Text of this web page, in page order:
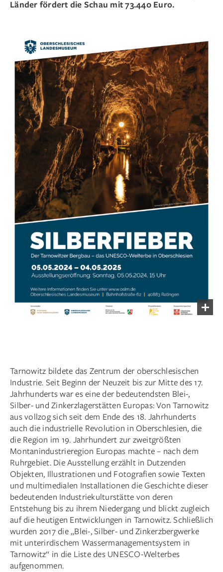
Länder fördert die Schau mit 73.440 Euro.
Tarnowitz bildete das Zentrum der oberschlesischen
Industrie. Seit Beginn der Neuzeit bis zur Mitte des 17.
Jahrhunderts war es eine der bedeutendsten Blei-,
Silber- und Zinkerzlagerstätten Europas: Von Tarnowitz
aus vollzog sich seit dem Ende des 18. Jahrhunderts
auch die industrielle Revolution in Oberschlesien, die
die Region im 19. Jahrhundert zur zweitgrößten
Montanindustrieregion Europas machte – nach dem
Ruhrgebiet. Die Ausstellung erzählt in Dutzenden
Objekten, Illustrationen und Fotografien sowie Texten
und multimedialen Installationen die Geschichte dieser
bedeutenden Industriekulturstätte von deren
Entstehung bis zu ihrem Niedergang und blickt zugleich
auf die heutigen Entwicklungen in Tarnowitz. Schließlich
wurden 2017 die „Blei-, Silber- und Zinkerzbergwerke
mit unterirdischem Wassermanagementsystem in
Tarnowitz“ in die Liste des UNESCO-Welterbes
aufgenommen.